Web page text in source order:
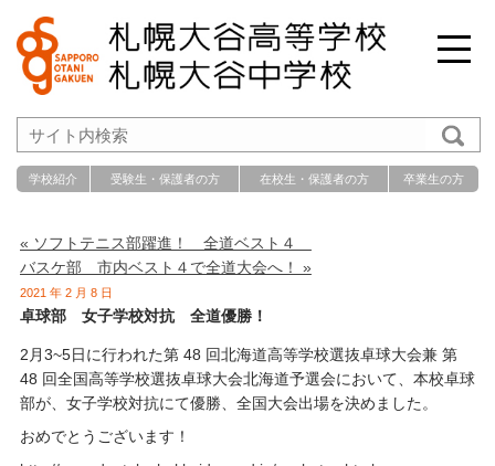
学校紹介 受験生・保護者の方 在校生・保護者の方 卒業生の方
« ソフトテニス部躍進！ 全道ベスト４
バスケ部 市内ベスト４で全道大会へ！ »
2021 年 2 月 8 日
卓球部 女子学校対抗 全道優勝！
2月3~5日に行われた第 48 回北海道高等学校選抜卓球大会兼 第
48 回全国高等学校選抜卓球大会北海道予選会において、本校卓球
部が、女子学校対抗にて優勝、全国大会出場を決めました。
おめでとうございます！